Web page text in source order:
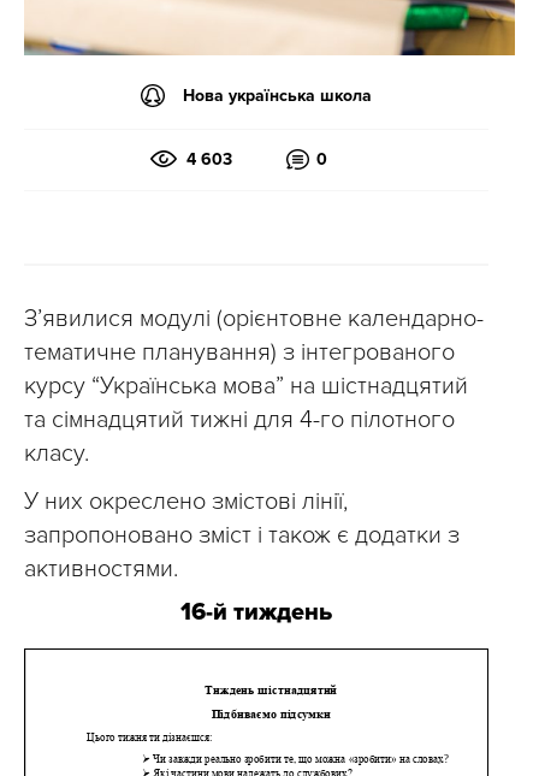
Нова українська школа
4 603 0
З’явилися модулі (орієнтовне календарно-
тематичне планування) з інтегрованого
курсу “Українська мова” на шістнадцятий
та сімнадцятий тижні для 4-го пілотного
класу.
У них окреслено змістові лінії,
запропоновано зміст і також є додатки з
активностями.
16-й тиждень